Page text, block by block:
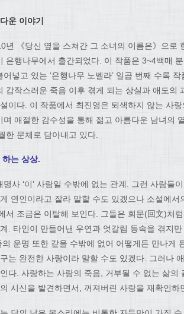
운 이야기
《당신 옆을 스쳐간 그 소녀의 이름은》으로
은행나무에서 출간되었다. 이 작품은 3~4백매
넣고 있는 ‘은행나무 노벨라’ 일곱 번째 수록 작
갑작스러운 죽음 이후 겪게 되는 상실과 애도의
이다. 이 작품에서 최진영은 퇴색하지 않는 사랑
애절한 감수성을 통해 젊고 아름다운 남녀의
한 문체로 담아내고 있다.
는 상상.
사 ‘이’ 사람일 수밖에 없는 관계. 그런 사람들이
연인이라고 잘라 말할 수도 있겠으나 소설에서
서 조금은 이탈해 보인다. 그들은 회문(回文)처
. 타인이 만들어낸 우연과 엇갈림 등속을 겪지만
운명 또한 같을 수밖에 없어 어떻게든 만나게
는 완전한 사랑이라 말할 수도 있겠다. 그러나
다. 사랑하는 사람의 죽음, 거부될 수 없는 삶의
시신을 발견하면서, 꺼져버린 사랑을 재확인하